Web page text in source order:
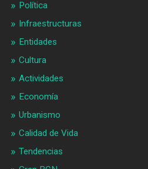
Política
Infraestructuras
Entidades
Cultura
Actividades
Economía
Urbanismo
Calidad de Vida
Tendencias